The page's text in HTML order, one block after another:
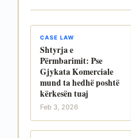
CASE LAW
Shtyrja e
Përmbarimit: Pse
Gjykata Komerciale
mund ta hedhë poshtë
kërkesën tuaj
Feb 3, 2026